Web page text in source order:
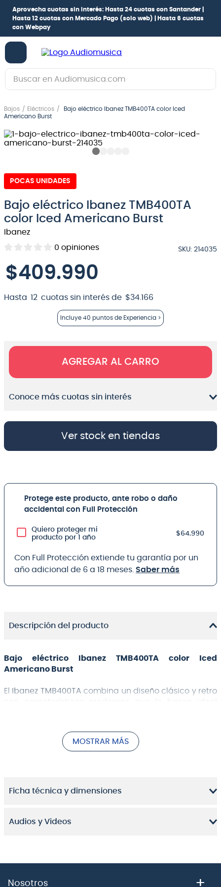
Aprovecha cuotas sin interés: Hasta 24 cuotas con Santander |
Hasta 12 cuotas con Mercado Pago (solo web) |
Hasta 6 cuotas
con Webpay
Buscar en Audiomusica.com
Bajos Eléctricos
Bajo eléctrico Ibanez TMB400TA color Iced
Americano Burst
POCAS UNIDADES
Bajo eléctrico Ibanez TMB400TA
color Iced Americano Burst
Ibanez
0 opiniones SKU: 214035
$409.990
Hasta 12 cuotas sin interés de $34166
Incluye 40 puntos de Experiencia >
AGREGAR AL CARRO
Conoce más cuotas sin interés
Ver stock en tiendas
Protege este producto, ante robo o daño
accidental con Full Protección
Quiero proteger mi
producto por 1 año
$64.990
Con Full Protección extiende tu garantía por un
año adicional de 6 a 18 meses. Saber más
Descripción del producto
Bajo eléctrico Ibanez TMB400TA color Iced
Americano Burst
El Ibanez TMB400TA combina un diseño clásico y retro
con características modernas que lo hacen ideal
destaca tanto por su estética única como por su
capacidad para adaptarse a diferentes géneros
Tamo Ash, el cuerpo del TMB400TA ofrece un tono
Mástil y diapasón:
MOSTRAR MÁS
Ficha técnica y dimensiones
Audios y Videos
Nosotros +
1.
guitarra electrica
2.
bajo
guitarra electroacústica
5.
amplificador
6.
guitarra
7
bateria
8
micrófono
10. violin